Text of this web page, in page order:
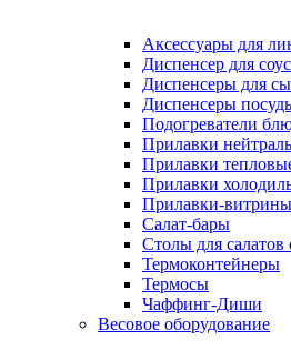
Аксессуары для
Диспенсер для
Диспенсеры для
Диспенсеры
Подогреватели
Прилавки
Прилавки
Прилавки
Прилавки-
Салат-бары
Столы для
Термоконтейнеры
Термосы
Чаффинг-Диши
Весовое оборудование